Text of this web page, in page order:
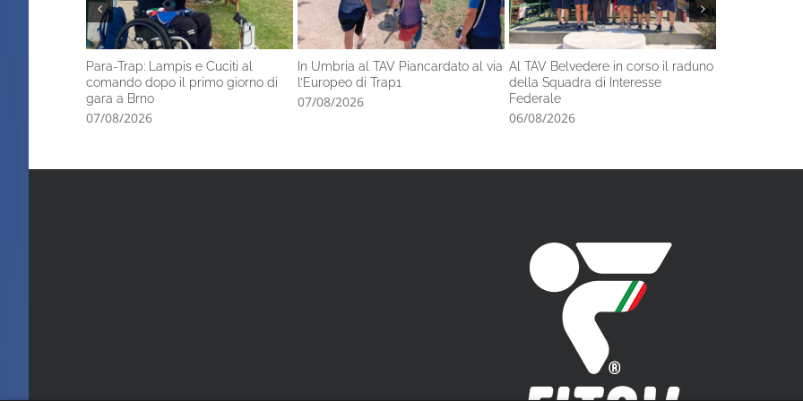
Para-Trap: Lampis e Cuciti al
comando dopo il primo giorno di
gara a Brno
07/08/2026
In Umbria al TAV Piancardato al via
l’Europeo di Trap1
07/08/2026
Al TAV Belvedere in corso il raduno
della Squadra di Interesse
Federale
06/08/2026